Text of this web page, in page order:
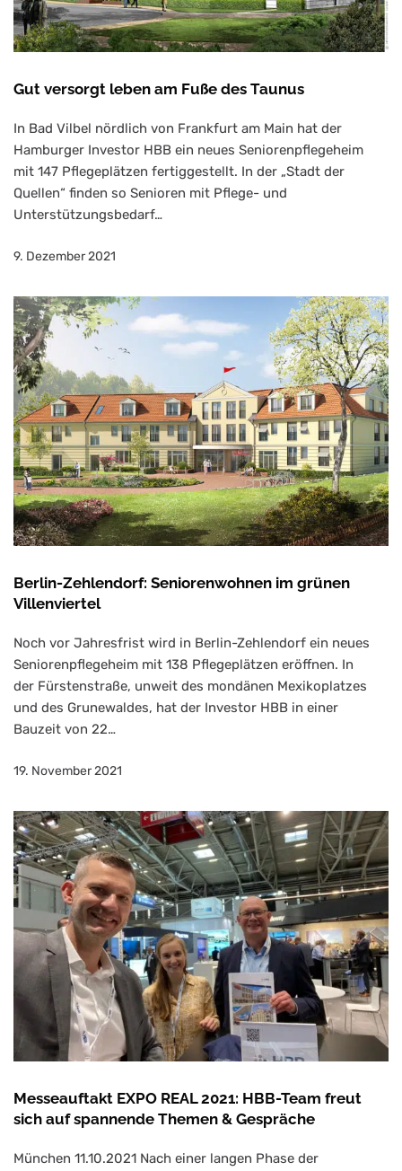
Gut versorgt leben am Fuße des Taunus
In Bad Vilbel nördlich von Frankfurt am Main hat der
Hamburger Investor HBB ein neues Seniorenpflegeheim
mit 147 Pflegeplätzen fertiggestellt. In der „Stadt der
Quellen“ finden so Senioren mit Pflege- und
Unterstützungsbedarf…
9. Dezember 2021
Berlin-Zehlendorf: Seniorenwohnen im grünen
Villenviertel
Noch vor Jahresfrist wird in Berlin-Zehlendorf ein neues
Seniorenpflegeheim mit 138 Pflegeplätzen eröffnen. In
der Fürstenstraße, unweit des mondänen Mexikoplatzes
und des Grunewaldes, hat der Investor HBB in einer
Bauzeit von 22…
19. November 2021
Messeauftakt EXPO REAL 2021: HBB-Team freut
sich auf spannende Themen & Gespräche
München 11.10.2021 Nach einer langen Phase der